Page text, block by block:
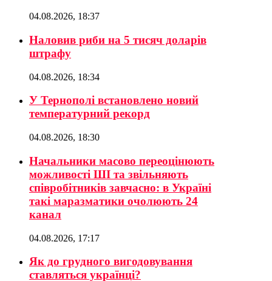
04.08.2026, 18:37
Наловив риби на 5 тисяч доларів
штрафу
04.08.2026, 18:34
У Тернополі встановлено новий
температурний рекорд
04.08.2026, 18:30
Начальники масово переоцінюють
можливості ШІ та звільняють
співробітників завчасно: в Україні
такі маразматики очолюють 24
канал
04.08.2026, 17:17
Як до грудного вигодовування
ставляться українці?